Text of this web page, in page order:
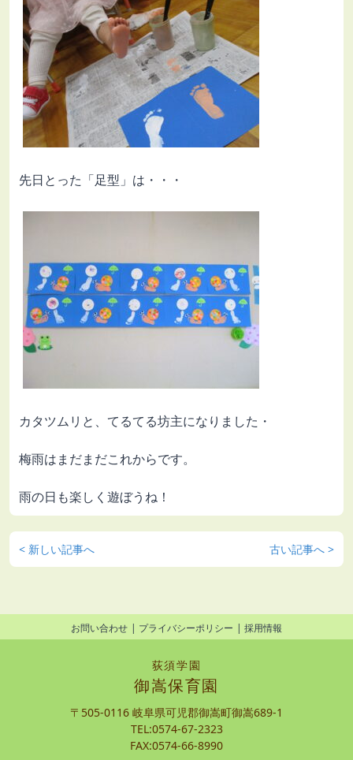
先日とった「足型」は・・・
カタツムリと、てるてる坊主になりました・
梅雨はまだまだこれからです。
雨の日も楽しく遊ぼうね！
< 新しい記事へ 古い記事へ >
お問い合わせ プライバシーポリシー 採用情報
荻須学園
御嵩保育園
〒505-0116 岐阜県可児郡御嵩町御嵩689-1
TEL:0574-67-2323
FAX:0574-66-8990